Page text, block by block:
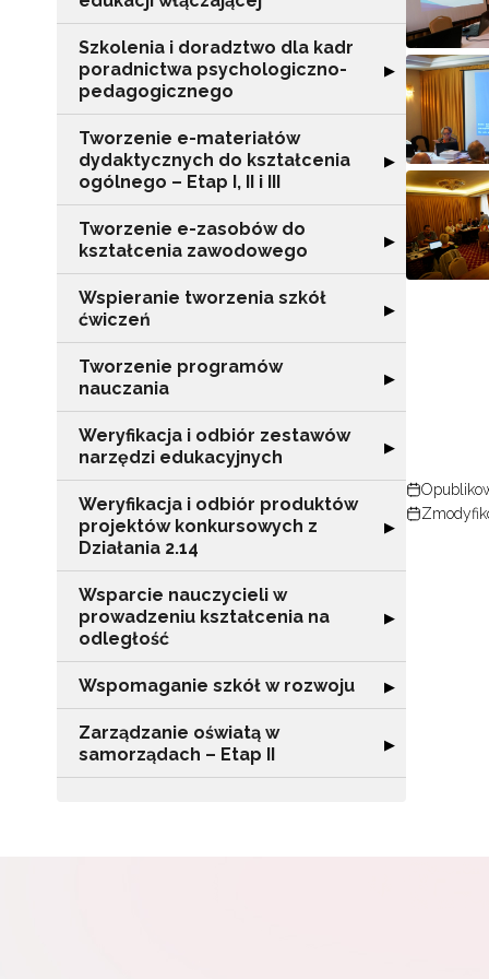
Szkolenia i doradztwo dla kadr
poradnictwa psychologiczno-
pedagogicznego
Rozwiń sekcję
▶
Tworzenie e-materiałów
dydaktycznych do kształcenia
ogólnego – Etap I, II i III
Rozwiń sekcję
▶
Tworzenie e-zasobów do
kształcenia zawodowego
Rozwiń sekcję
▶
Wspieranie tworzenia szkół
ćwiczeń
Rozwiń sekcję
▶
Tworzenie programów
nauczania
Rozwiń sekcję
▶
Weryfikacja i odbiór zestawów
narzędzi edukacyjnych
Rozwiń sekcję
▶
Weryfikacja i odbiór produktów
projektów konkursowych z
Działania 2.14
Rozwiń sekcję
▶
Wsparcie nauczycieli w
prowadzeniu kształcenia na
odległość
Rozwiń sekcję
▶
Wspomaganie szkół w rozwoju Rozwiń sekcję
▶
Zarządzanie oświatą w
samorządach – Etap II
Rozwiń sekcję
▶
o